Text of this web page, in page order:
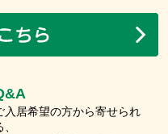
入居希望の方から寄せられ
、